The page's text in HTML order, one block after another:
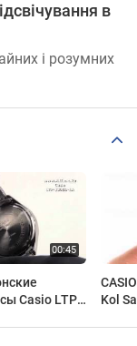
в
і розумних
Casio LTP-
Kol